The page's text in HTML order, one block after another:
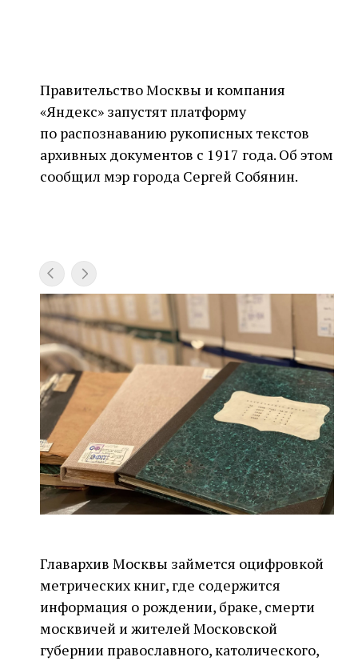
Правительство Москвы и компания
«Яндекс» запустят платформу
по распознаванию рукописных текстов
архивных документов с 1917 года. Об этом
сообщил мэр города Сергей Собянин.
Главархив Москвы займется оцифровкой
метрических книг, где содержится
информация о рождении, браке, смерти
москвичей и жителей Московской
губернии православного, католического,